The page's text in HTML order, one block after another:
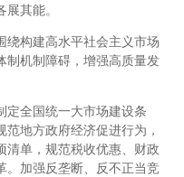
其能。
绕构建高水平社会主义市场
制机制障碍，增强高质量发
定全国统一大市场建设条
地方政府经济促进行为，
清单，规范税收优惠、财政
。加强反垄断、反不正当竞